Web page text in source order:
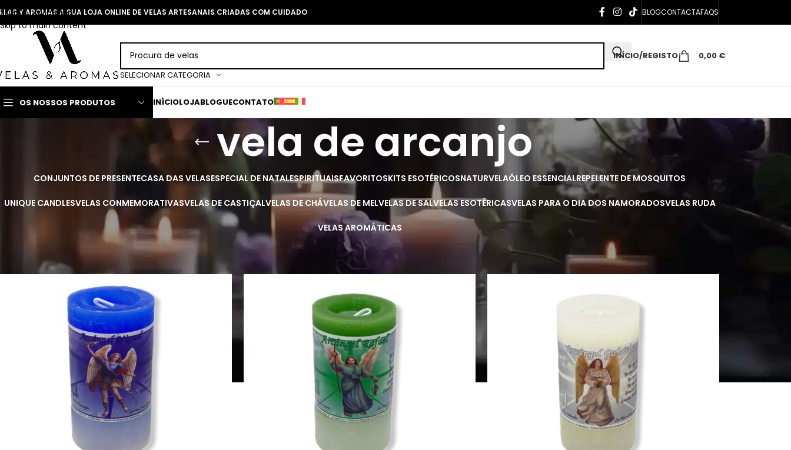
Skip to navigation
Skip to main content
Y AROMAS A SUA LOJA ONLINE DE VELAS ARTESANAIS CRIADAS COM CUIDADO BLOGCONTACTAFAQS
SELECIONAR CATEGORIA
INÍCIO/REGISTO 0,00 €
OS NOSSOS PRODUTOS INÍCIOLOJABLOGUECONTATO
vela de arcanjo
CONJUNTOS DE PRESENTECASA DAS VELASESPECIAL DE NATALESPIRITUAISFAVORITOSKITS ESOTÉRICOSNATURVELAÓLEO ESSENCIALREPELENTE DE MOSQUITOS
UNIQUE CANDLESVELAS CONMEMORATIVASVELAS DE CASTIÇALVELAS DE CHÁVELAS DE MELVELAS DE SALVELAS ESOTÉRICASVELAS PARA O DIA DOS NAMORADOSVELAS RUDA
VELAS AROMÁTICAS
vela de arcanjo Mostrar